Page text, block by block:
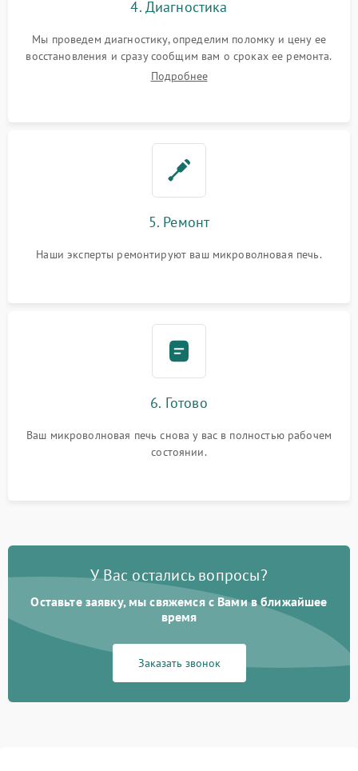
4. Диагностика
Мы проведем диагностику, определим поломку и цену ее
восстановления и сразу сообщим вам о сроках ее ремонта.
Подробнее
5. Ремонт
Наши эксперты ремонтируют ваш микроволновая печь.
6. Готово
Ваш микроволновая печь снова у вас в полностью рабочем
состоянии.
У Вас остались вопросы?
Оставьте заявку, мы свяжемся с Вами в ближайшее
время
Заказать звонок